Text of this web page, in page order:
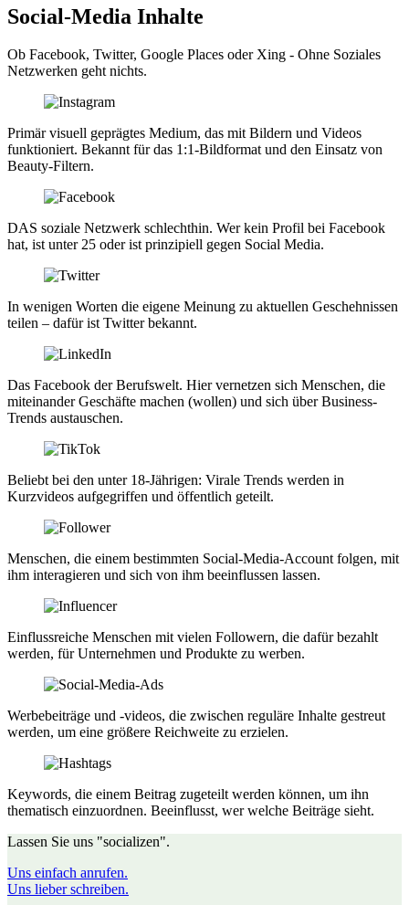
Social-Media Inhalte
Ob Facebook, Twitter, Google Places oder Xing - Ohne Soziales
Netzwerken geht nichts.
Primär visuell geprägtes Medium, das mit Bildern und Videos
funktioniert. Bekannt für das 1:1-Bildformat und den Einsatz von
Beauty-Filtern.
DAS soziale Netzwerk schlechthin. Wer kein Profil bei Facebook
hat, ist unter 25 oder ist prinzipiell gegen Social Media.
In wenigen Worten die eigene Meinung zu aktuellen Geschehnissen
teilen – dafür ist Twitter bekannt.
Das Facebook der Berufswelt. Hier vernetzen sich Menschen, die
miteinander Geschäfte machen (wollen) und sich über Business-
Trends austauschen.
Beliebt bei den unter 18-Jährigen: Virale Trends werden in
Kurzvideos aufgegriffen und öffentlich geteilt.
Menschen, die einem bestimmten Social-Media-Account folgen, mit
ihm interagieren und sich von ihm beeinflussen lassen.
Einflussreiche Menschen mit vielen Followern, die dafür bezahlt
werden, für Unternehmen und Produkte zu werben.
Werbebeiträge und -videos, die zwischen reguläre Inhalte gestreut
werden, um eine größere Reichweite zu erzielen.
Keywords, die einem Beitrag zugeteilt werden können, um ihn
thematisch einzuordnen. Beeinflusst, wer welche Beiträge sieht.
Lassen Sie uns "socializen".
Uns einfach anrufen.
Uns lieber schreiben.